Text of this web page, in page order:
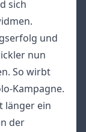
sich
und
nun
So wirbt
Kampagne.
länger ein
der